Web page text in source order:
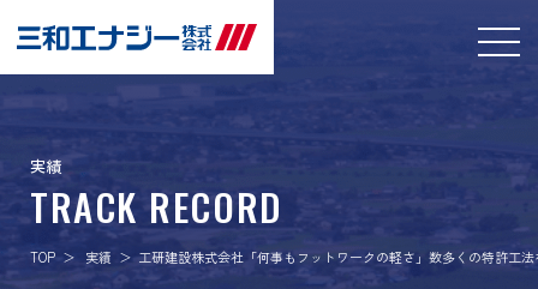
TRACK RECORD
実績
TOP 実績 工研建設株式会社「何事もフットワークの軽さ」数多くの特許工